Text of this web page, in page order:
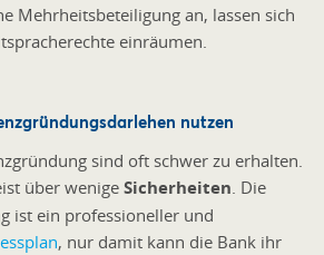
Mehrheitsbeteiligung an, lassen sich
einräumen.
nutzen
sind oft schwer zu erhalten.
über wenige Sicherheiten. Die
ist ein professioneller und
, nur damit kann die Bank ihr